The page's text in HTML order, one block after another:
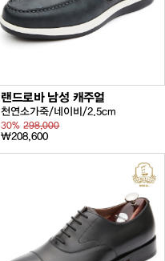
랜드로바 남성 캐주얼
천연소가죽/네이비/2.5cm
30%298,000
₩208,600